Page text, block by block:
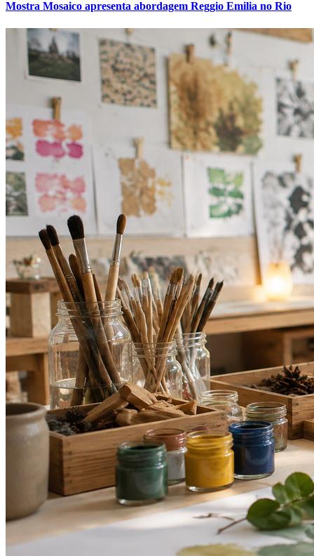
Athletico-PR
Bragantino
Mostra Mosaico apresenta abordagem Reggio Emilia no Rio